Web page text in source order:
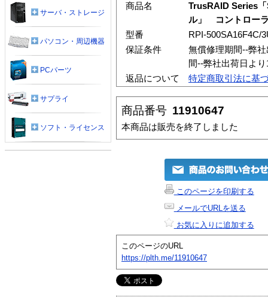
商品名
TrusRAID Series
ル」 コントロー
型番
RPI-500SA16F4C/
保証条件
無償修理期間--弊
間--弊社出荷日よ
返品について
特定商取引法に基
商品番号 11910647
本商品は販売を終了しました
このページを印刷する
メールでURLを送る
お気に入りに追加する
このページのURL
https://plth.me/11910647
サーバ・ストレージ
パソコン・周辺機器
PCパーツ
サプライ
ソフト・ライセンス